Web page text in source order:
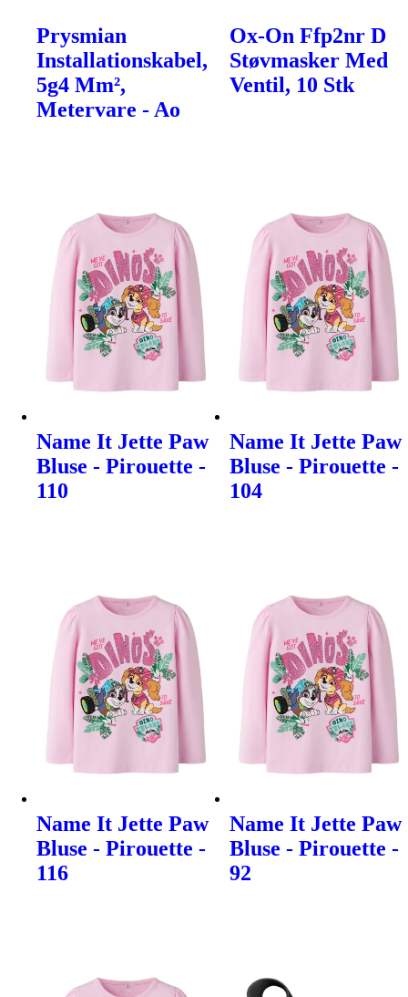
Prysmian
Installationskabel,
5g4 Mm²,
Metervare - Ao
Ox-On Ffp2nr D
Støvmasker Med
Ventil, 10 Stk
Name It Jette Paw
Bluse - Pirouette -
110
Name It Jette Paw
Bluse - Pirouette -
104
Name It Jette Paw
Bluse - Pirouette -
116
Name It Jette Paw
Bluse - Pirouette -
92